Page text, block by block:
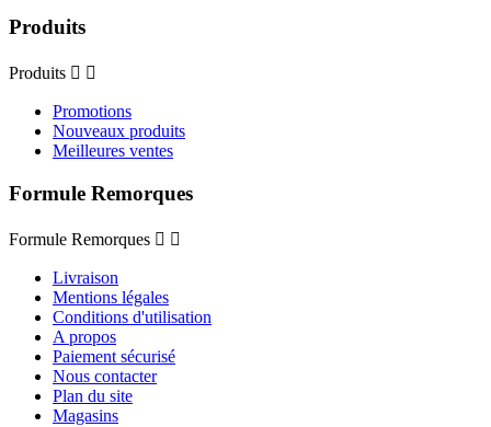
Produits
Produits  
Promotions
Nouveaux produits
Meilleures ventes
Formule Remorques
Formule Remorques  
Livraison
Mentions légales
Conditions d'utilisation
A propos
Paiement sécurisé
Nous contacter
Plan du site
Magasins